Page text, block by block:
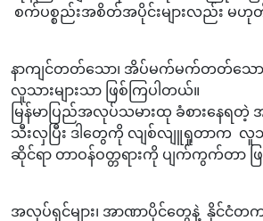
စက်ပစ္စည်းအစိတ်အပိုင်းများလည်း မဟုတ်
နာကျင်တတ်သော၊ အိပ်မက်မက်တတ်သော
လူသားများသာ ဖြစ်ကြပါတယ်။
မြန်မာပြည်အလုပ်သမားထု ခံစားနေရတဲ့
သီးလှပြီး ဒါတွေကို လျစ်လျူရှုတာက လူသာ
ဆိုင်ရာ တာဝန်ဝတ္တရားကို ပျက်ကွက်တာ ဖ
အလုပ်ရှင်များ၊ အာဏာပိုင်တွေနဲ့ နိုင်ငံတ